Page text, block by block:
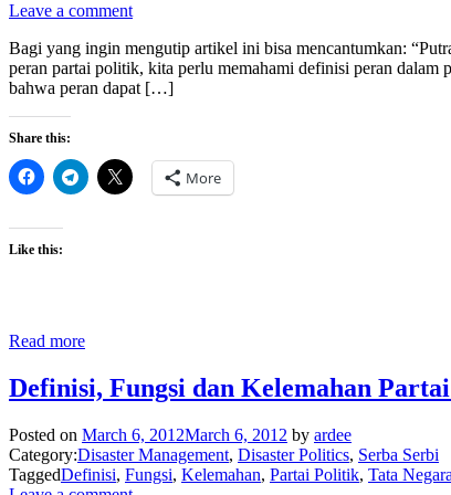
Leave a comment
Bagi yang ingin mengutip artikel ini bisa mencantumkan:
peran partai politik, kita perlu memahami definisi peran
bahwa peran dapat […]
Share this:
More
Like this:
Read more
Definisi, Fungsi dan Kelemahan
Posted on March 6, 2012March 6, 2012 by ardee
Category:Disaster Management, Disaster Politics, Serba Serbi
TaggedDefinisi, Fungsi, Kelemahan, Partai Politik, Tata Negara